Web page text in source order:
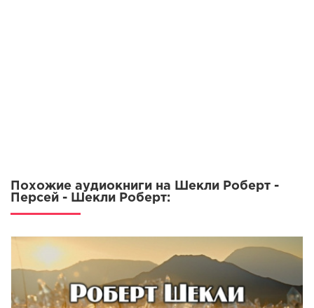
Похожие аудиокниги на Шекли Роберт -
Персей - Шекли Роберт: